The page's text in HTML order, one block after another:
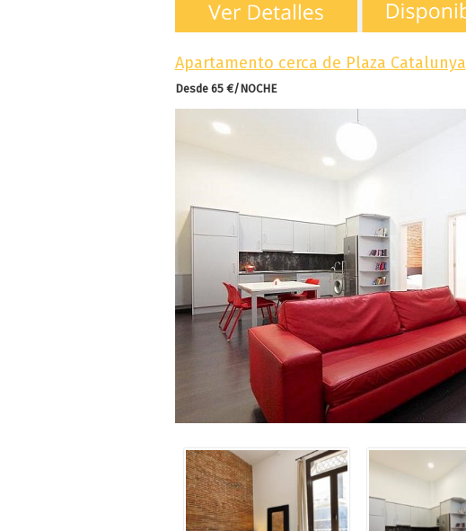
Apartamento cerca de Plaza Catalunya
Desde 65 €/NOCHE